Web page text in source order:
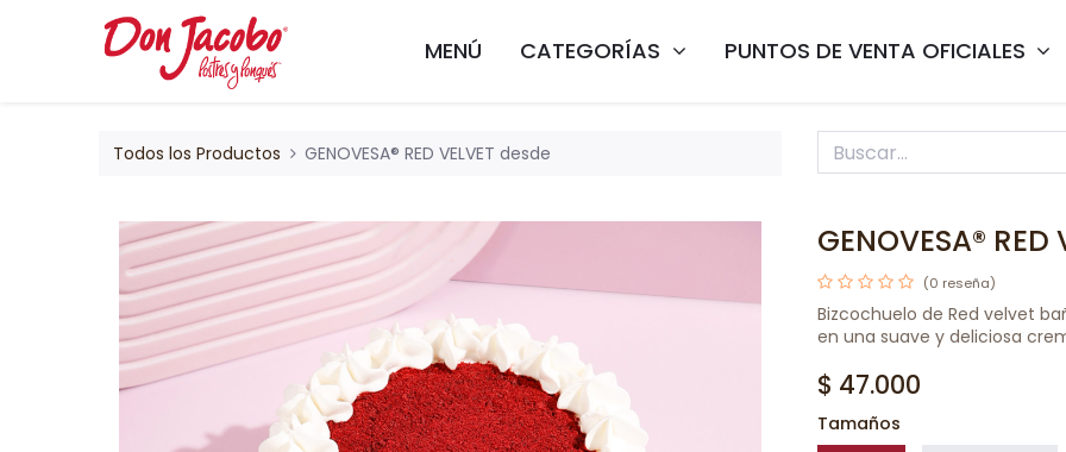
MENÚ CATEGORÍAS PUNTOS DE VENTA OFICIALES
Todos los Productos GENOVESA® RED VELVET desde
GENOVESA®
(0 reseña)
Bizcochuelo de Red velvet
en una suave y deliciosa
$ 47.000
Tamaños